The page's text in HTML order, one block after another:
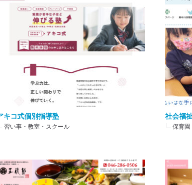
キコ式個別指導塾
習い事・教室・スクール
社会福
保育園